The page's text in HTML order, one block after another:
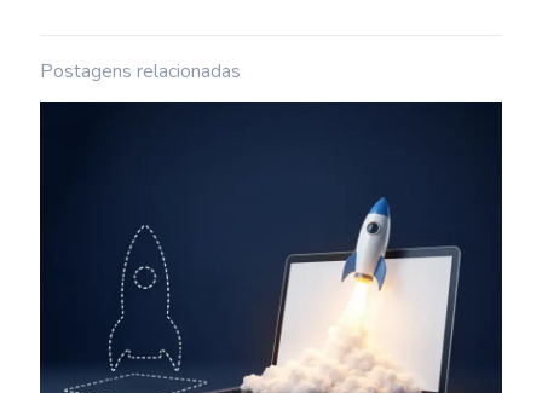
Postagens relacionadas